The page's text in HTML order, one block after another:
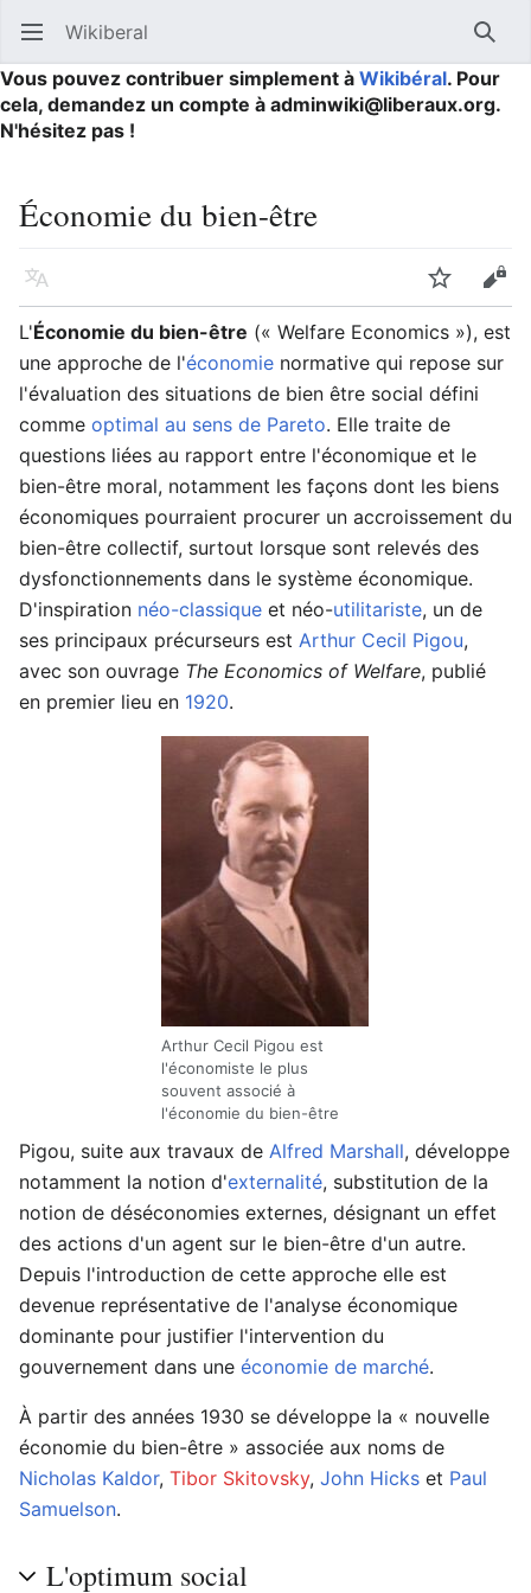
Ouvrir le menu principal Wikiberal
Vous pouvez contribuer simplement à Wikibéral. Pour
cela, demandez un compte à adminwiki@liberaux.org.
N'hésitez pas !
Économie du bien-être
Langue Suivre
L'Économie du bien-être (« Welfare Economics »), est
une approche de l'économie normative qui repose sur
l'évaluation des situations de bien être social défini
comme optimal au sens de Pareto. Elle traite de
questions liées au rapport entre l'économique et le
bien-être moral, notamment les façons dont les biens
économiques pourraient procurer un accroissement du
bien-être collectif, surtout lorsque sont relevés des
dysfonctionnements dans le système économique.
D'inspiration néo-classique et néo-utilitariste, un de
ses principaux précurseurs est Arthur Cecil Pigou,
avec son ouvrage The Economics of Welfare, publié
en premier lieu en 1920.
Arthur Cecil Pigou est
l'économiste le plus
souvent associé à
l'économie du bien-être
Pigou, suite aux travaux de Alfred Marshall, développe
notamment la notion d'externalité, substitution de la
notion de déséconomies externes, désignant un effet
des actions d'un agent sur le bien-être d'un autre.
Depuis l'introduction de cette approche elle est
devenue représentative de l'analyse économique
dominante pour justifier l'intervention du
gouvernement dans une économie de marché.
À partir des années 1930 se développe la « nouvelle
économie du bien-être » associée aux noms de
Nicholas Kaldor, Tibor Skitovsky, John Hicks et Paul
Samuelson.
L'optimum social